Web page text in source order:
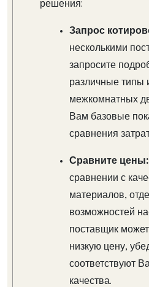
решения:
Запрос
несколькими
запросите
различные типы
межкомнатных
Вам базовые
сравнения
Сравните цены:
сравнении с
материалов,
возможностей
поставщик
низкую цену,
соответствуют
качества.